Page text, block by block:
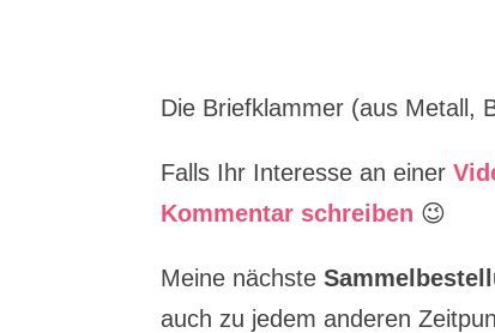
Die Briefklammer (aus Metall,
Falls Ihr Interesse an einer
Kommentar schreiben 😉
Meine nächste
auch zu jedem anderen